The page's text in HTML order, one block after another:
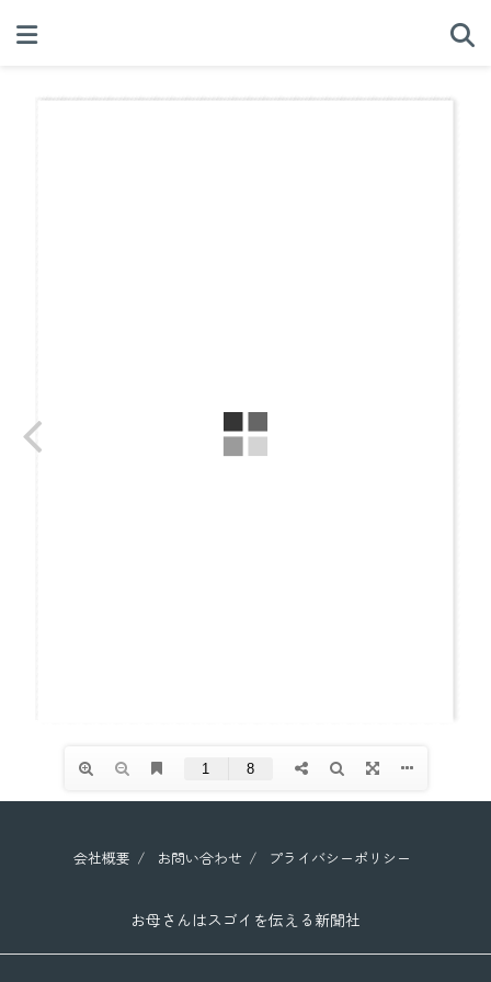
会社概要 お問い合わせ プライバシーポリシー
お母さんはスゴイを伝える新聞社